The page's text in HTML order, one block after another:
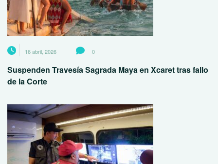
16 abril, 2026 0
Suspenden Travesía Sagrada Maya en Xcaret tras fallo
de la Corte